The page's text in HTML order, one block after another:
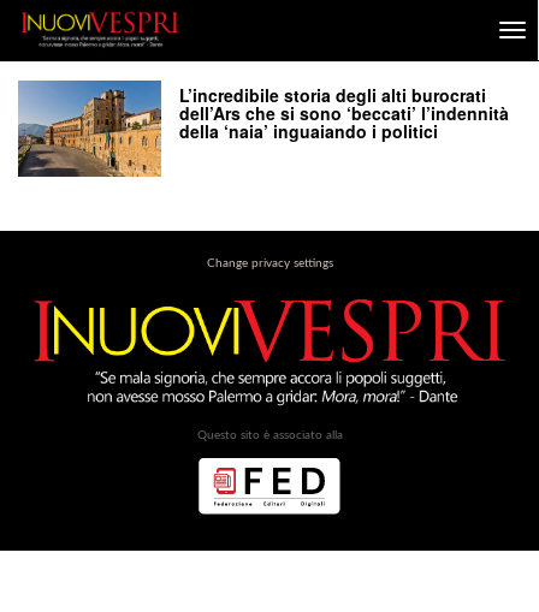
L’incredibile storia degli alti burocrati
dell’Ars che si sono ‘beccati’ l’indennità
della ‘naia’ inguaiando i politici
Change privacy settings
Questo sito è associato alla